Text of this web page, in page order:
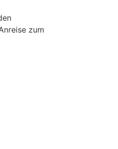
zum